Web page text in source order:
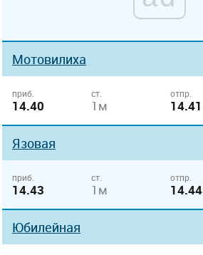
Мотовилиха
приб.
14.40
ст.
1м
отпр.
14.41
Язовая
приб.
14.43
ст.
1м
отпр.
14.44
Юбилейная